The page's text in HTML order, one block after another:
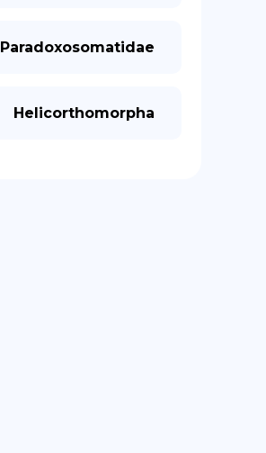
Paradoxosomatidae
Helicorthomorpha